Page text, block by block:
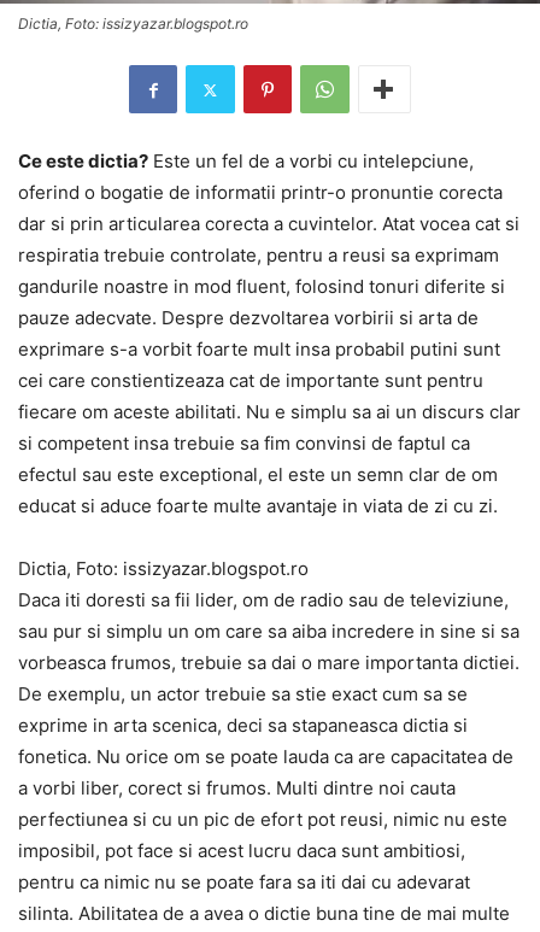
Dictia, Foto: issizyazar.blogspot.ro
Ce este dictia? Este un fel de a vorbi cu intelepciune,
oferind o bogatie de informatii printr-o pronuntie corecta
dar si prin articularea corecta a cuvintelor. Atat vocea cat si
respiratia trebuie controlate, pentru a reusi sa exprimam
gandurile noastre in mod fluent, folosind tonuri diferite si
pauze adecvate. Despre dezvoltarea vorbirii si arta de
exprimare s-a vorbit foarte mult insa probabil putini sunt
cei care constientizeaza cat de importante sunt pentru
fiecare om aceste abilitati. Nu e simplu sa ai un discurs clar
si competent insa trebuie sa fim convinsi de faptul ca
efectul sau este exceptional, el este un semn clar de om
educat si aduce foarte multe avantaje in viata de zi cu zi.
Dictia, Foto: issizyazar.blogspot.ro
Daca iti doresti sa fii lider, om de radio sau de televiziune,
sau pur si simplu un om care sa aiba incredere in sine si sa
vorbeasca frumos, trebuie sa dai o mare importanta dictiei.
De exemplu, un actor trebuie sa stie exact cum sa se
exprime in arta scenica, deci sa stapaneasca dictia si
fonetica. Nu orice om se poate lauda ca are capacitatea de
a vorbi liber, corect si frumos. Multi dintre noi cauta
perfectiunea si cu un pic de efort pot reusi, nimic nu este
imposibil, pot face si acest lucru daca sunt ambitiosi,
pentru ca nimic nu se poate fara sa iti dai cu adevarat
silinta. Abilitatea de a avea o dictie buna tine de mai multe